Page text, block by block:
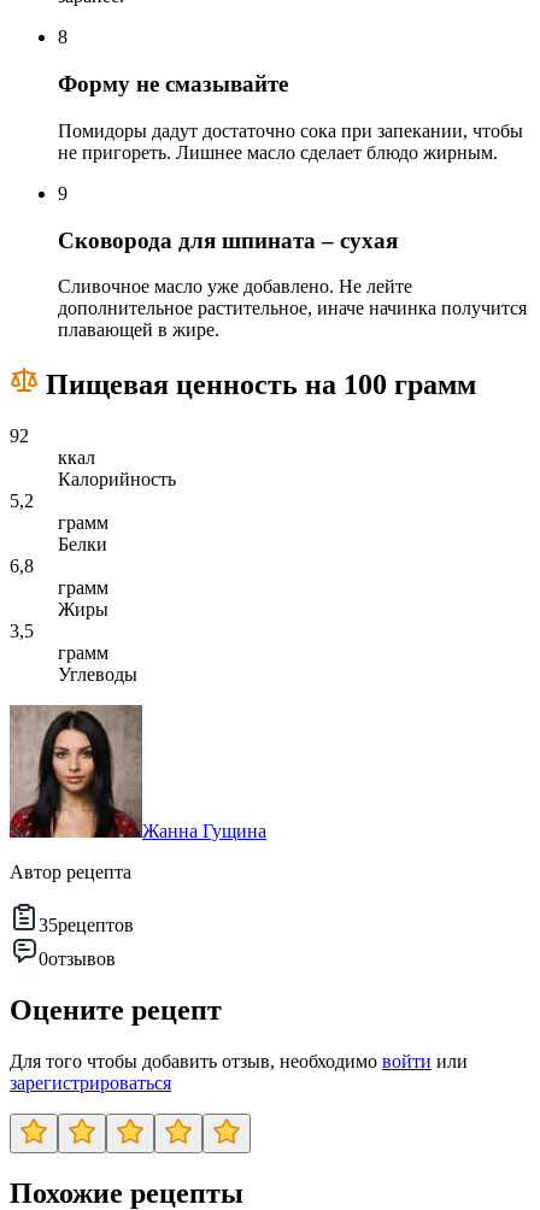
8
Форму не смазывайте
Помидоры дадут достаточно сока при запекании, чтобы
не пригореть. Лишнее масло сделает блюдо жирным.
9
Сковорода для шпината – сухая
Сливочное масло уже добавлено. Не лейте
дополнительное растительное, иначе начинка получится
плавающей в жире.
Пищевая ценность на 100 грамм
92
ккал
Калорийность
5,2
грамм
Белки
6,8
грамм
Жиры
3,5
грамм
Углеводы
Жанна Гущина
Автор рецепта
35рецептов
0отзывов
Оцените рецепт
Для того чтобы добавить отзыв, необходимо войти или
зарегистрироваться
Похожие рецепты